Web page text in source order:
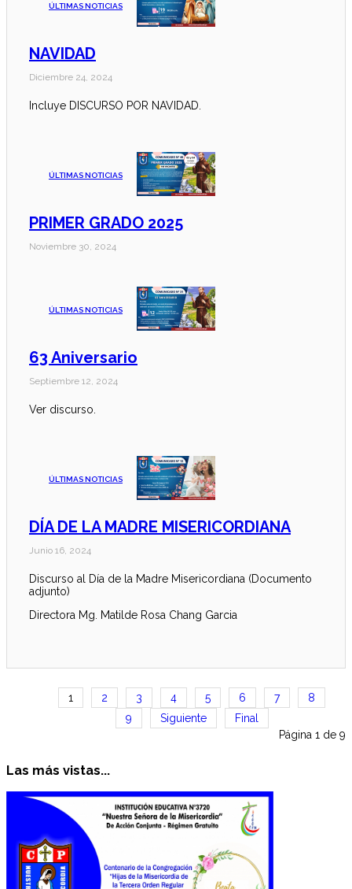
ÚLTIMAS NOTICIAS
NAVIDAD
Diciembre 24, 2024
Incluye DISCURSO POR NAVIDAD.
ÚLTIMAS NOTICIAS
PRIMER GRADO 2025
Noviembre 30, 2024
ÚLTIMAS NOTICIAS
63 Aniversario
Septiembre 12, 2024
Ver discurso.
ÚLTIMAS NOTICIAS
DÍA DE LA MADRE MISERICORDIANA
Junio 16, 2024
Discurso al Día de la Madre Misericordiana (Documento
adjunto)
Directora Mg. Matilde Rosa Chang Garcia
1 2 3 4 5 6 7
8
9
Siguiente
Final
Página 1 de 9
Las más vistas...